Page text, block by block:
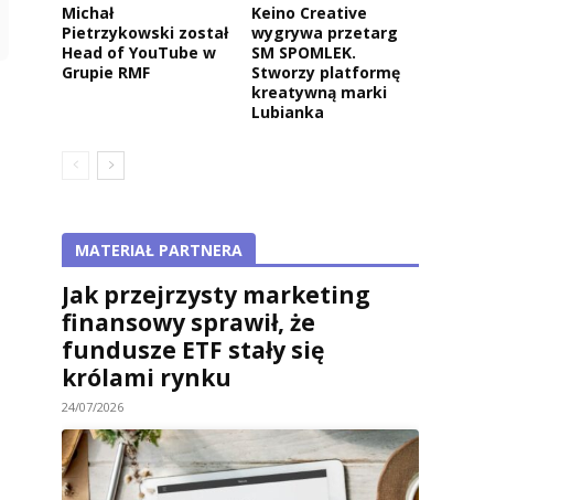
Michał
Pietrzykowski został
Head of YouTube w
Grupie RMF
Keino Creative
wygrywa przetarg
SM SPOMLEK.
Stworzy platformę
kreatywną marki
Lubianka
MATERIAŁ PARTNERA
Jak przejrzysty marketing
finansowy sprawił, że
fundusze ETF stały się
królami rynku
24/07/2026